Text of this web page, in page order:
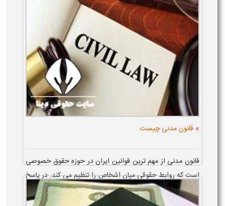
» قانون مدنی چیست
قانون مدنی از مهم ترین قوانین ایران در حوزه حقوق خصوصی
است که روابط حقوقی میان اشخاص را تنظیم می کند. در پاسخ
به این پرسش که قانون مدنی چیست، باید گفت این قانون
مجموعه ای از مقررات است ...